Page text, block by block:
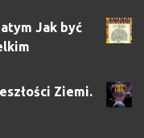
Jak być
Ziemi.